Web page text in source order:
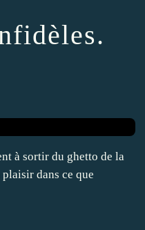
à sortir du ghetto de la
dans ce que